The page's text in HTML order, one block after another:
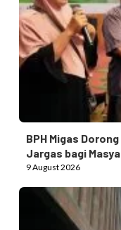
BPH Migas
Jargas bagi
9 August 2026